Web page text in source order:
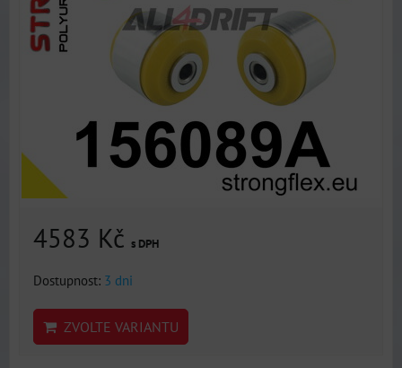
4583 Kč s DPH
Dostupnost: 3 dni
ZVOLTE VARIANTU